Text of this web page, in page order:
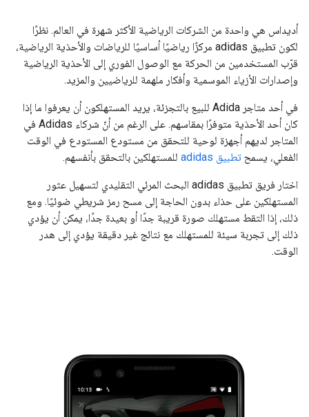
أديداس هي واحدة من الشركات الرياضية الأكثر شهرة في العالم. نظرًا
لكون تطبيق adidas مركزًا رياضيًا أساسيًا للرياضات والأحذية الرياضية،
قرّب المستخدمين من الحركة مع الوصول الفوري إلى الأحذية الرياضية
وإصدارات الأزياء الموسمية وأفكار ملهمة للرياضيين والمزيد.
في أحد متاجر Adida للبيع بالتجزئة، يريد المستهلكون أن يعرفوا ما إذا
كان أحد الأحذية متوفرًا بمقاسهم. على الرغم من أنّ شركاء Adidas في
المتاجر لديهم أجهزة لوحية للتحقق من مستودع المستودع في الوقت
الفعلي، يسمح تطبيق adidas للمستهلكين بالتحقق بأنفسهم.
اختار فريق تطبيق adidas البحث المرئي التقليدي لتسهيل عثور
المستهلكين على حذاء بدون الحاجة إلى مسح رمز شريطي ضوئيًا. ومع
ذلك، إذا التقط مستهلك صورة قريبة جدًا أو بعيدة جدًا، يمكن أن يؤدي
ذلك إلى تجربة سيئة للمستهلك مع نتائج غير دقيقة يؤدي إلى هدر
الوقت.